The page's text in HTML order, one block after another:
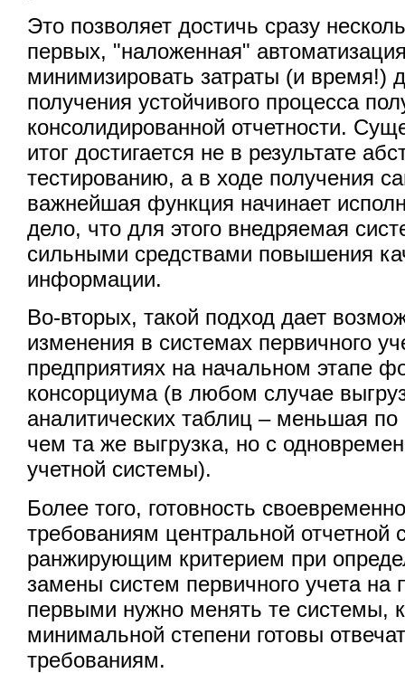
Это позволяет достичь сразу
первых, "наложенная"
минимизировать затраты (и время!)
получения устойчивого процесса
консолидированной отчетности.
итог достигается не в результате
тестированию, а в ходе получения
важнейшая функция начинает
дело, что для этого внедряемая
сильными средствами повышения
информации.
Во-вторых, такой подход дает
изменения в системах первичного
предприятиях на начальном этапе
консорциума (в любом случае
аналитических таблиц – меньшая
чем та же выгрузка, но с
учетной системы).
Более того, готовность
требованиям центральной отчетной
ранжирующим критерием при
замены систем первичного учета на
первыми нужно менять те системы,
минимальной степени готовы
требованиям.